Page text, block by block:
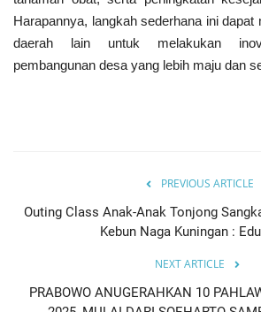
Harapannya, langkah sederhana ini dapat
daerah lain untuk melakukan
pembangunan desa yang lebih maju dan
PREVIOUS ARTICLE
Outing Class Anak-Anak Tonjong
Kebun Naga Kuningan :
NEXT ARTICLE
PRABOWO ANUGERAHKAN 10